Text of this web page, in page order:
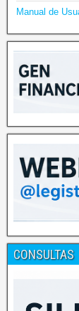
Manual de
CONSULTAS